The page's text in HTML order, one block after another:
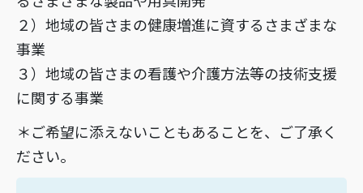
２）地域の皆さまの健康増進に資するさまざまな
事業
３）地域の皆さまの看護や介護方法等の技術支援
に関する事業
＊ご希望に添えないこともあることを、ご了承く
ださい。